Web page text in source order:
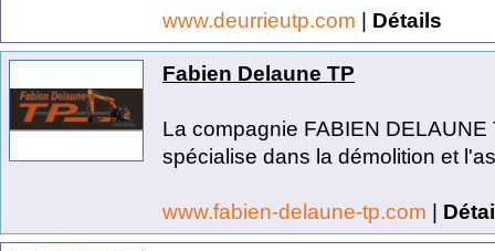
www.deurrieutp.com | Détails
Fabien Delaune TP
La compagnie FABIEN
spécialise dans la démolition et
www.fabien-delaune-tp.com |